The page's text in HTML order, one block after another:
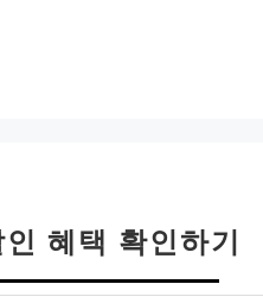
혜택 확인하기